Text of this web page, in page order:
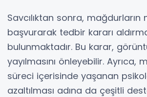
Savcılıktan sonra,
başvurarak tedbir kararı
bulunmaktadır. Bu karar,
yayılmasını önleyebilir. Ayrıca,
süreci içerisinde yaşanan
azaltılması adına da çeşitli